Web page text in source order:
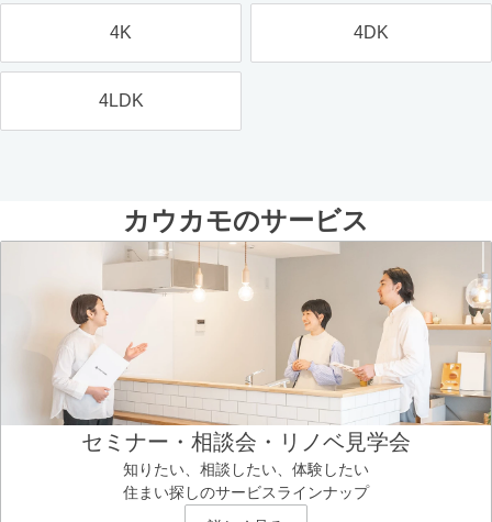
4K 4DK
4LDK
カウカモのサービス
セミナー・相談会・リノベ見学会
知りたい、相談したい、体験したい
住まい探しのサービスラインナップ